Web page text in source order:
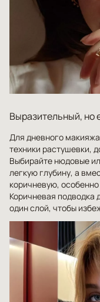
Выразительный, но
Для дневного
техники растушевки,
Выбирайте нюдовые
легкую глубину, а
коричневую,
Коричневая подводка
один слой, чтобы